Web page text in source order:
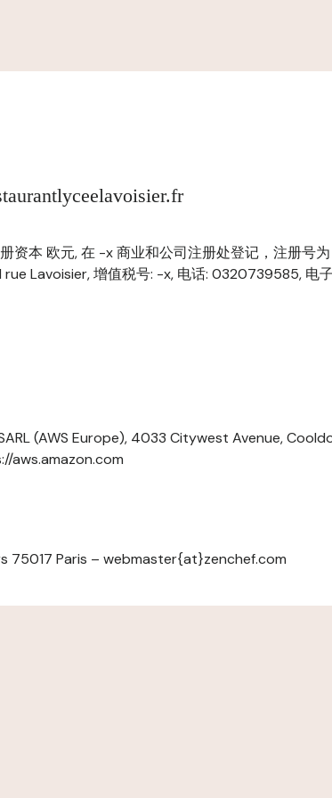
资本 欧元, 在 -x 商业和公司注册处登记，注册号
Lavoisier, 增值税号: -x, 电话: 0320739585, 电
(AWS Europe), 4033 Citywest Avenue,
aws.amazon.com
75017 Paris – webmaster{at}zenchef.com